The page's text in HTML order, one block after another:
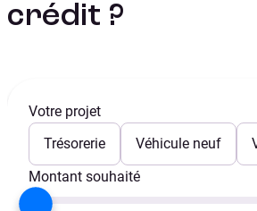
crédit ?
Votre projet
Trésorerie
Véhicule neuf
Montant souhaité